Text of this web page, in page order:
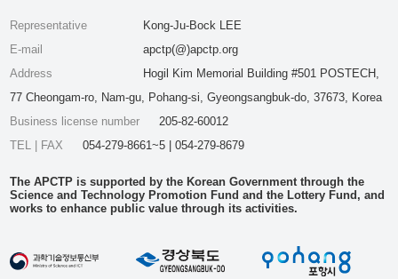
Representative
Kong-Ju-Bock LEE
E-mail
apctp(@)apctp.org
Address
Hogil Kim Memorial Building #501 POSTECH,
77 Cheongam-ro, Nam-gu, Pohang-si, Gyeongsangbuk-do, 37673, Korea
Business license number
205-82-60012
TEL | FAX
054-279-8661~5 | 054-279-8679
The APCTP is supported by the Korean Government through the
Science and Technology Promotion Fund and the Lottery Fund, and
works to enhance public value through its activities.